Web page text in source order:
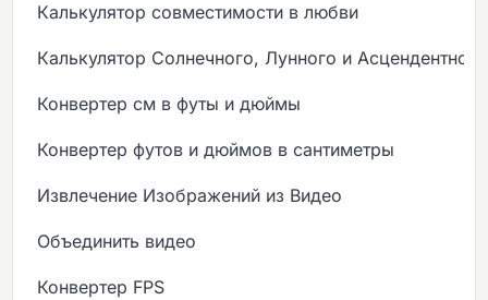
Калькулятор совместимости в любви
Калькулятор Солнечного, Лунного и
Конвертер см в футы и дюймы
Конвертер футов и дюймов в сантиметры
Извлечение Изображений из Видео
Объединить видео
Конвертер FPS